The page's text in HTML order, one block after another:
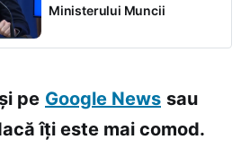
Ministerului Muncii
pe Google News sau
îți este mai comod.